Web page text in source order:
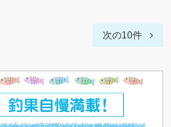
次の10件